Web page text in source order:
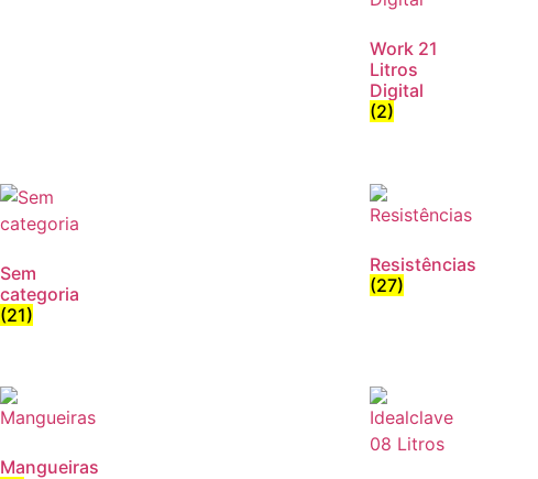
Work 21
Litros
Digital
(2)
Sem
categoria
(21)
Resistências
(27)
Mangueiras